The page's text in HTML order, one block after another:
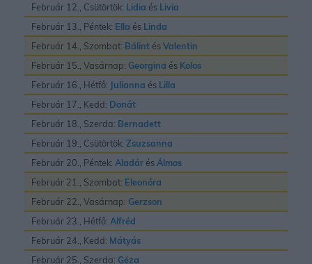
Február 12., Csütörtök: Lidia és Livia
Február 13., Péntek: Ella és Linda
Február 14., Szombat: Bálint ésValentin
Február 15., Vasárnap: Georgina és Kolos
Február 16., Hétfő: Julianna és Lilla
Február 17., Kedd: Donát
Február 18., Szerda: Bernadett
Február 19., Csütörtök: Zsuzsanna
Február 20., Péntek: Aladár ésÁlmos
Február 21., Szombat: Eleonóra
Február 22., Vasárnap: Gerzson
Február 23., Hétfő: Alfréd
Február 24., Kedd: Mátyás
Február 25., Szerda: Géza